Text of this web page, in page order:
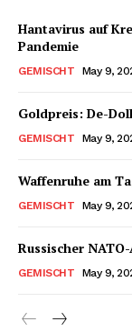
Hantavirus auf
Pandemie
GEMISCHT May 9,
Goldpreis: De-
GEMISCHT May 9,
Waffenruhe am
GEMISCHT May 9,
Russischer
GEMISCHT May 9,